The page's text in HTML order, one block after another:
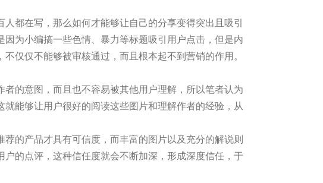
都在写，那么如何才能够让自己的分享变得突出且吸引
为小编搞一些色情、暴力等标题吸引用户点击，但是内
仅仅不能够被审核通过，而且根本起不到营销的作用。
的意图，而且也不容易被其他用户理解，所以笔者认为
能够让用户很好的阅读这些图片和理解作者的经验，从
的产品才具有可信度，而丰富的图片以及充分的解说则
的点评，这种信任度就会不断加深，形成深度信任，于